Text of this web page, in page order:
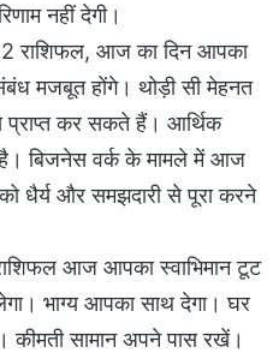
नहीं देगी।
राशिफल, आज का दिन आपका
मजबूत होंगे। थोड़ी सी मेहनत
कर सकते हैं। आर्थिक
है। बिजनेस वर्क के मामले में आज
धैर्य और समझदारी से पूरा करने
आज आपका स्वाभिमान टूट
भाग्य आपका साथ देगा। घर
कीमती सामान अपने पास रखें।